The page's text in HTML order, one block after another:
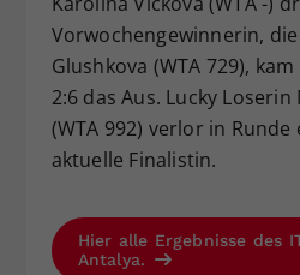
Vorwochengewinnerin,
Glushkova (WTA 729),
2:6 das Aus. Lucky
(WTA 992) verlor in Runde
aktuelle Finalistin.
Hier alle Ergebnisse des
Antalya.